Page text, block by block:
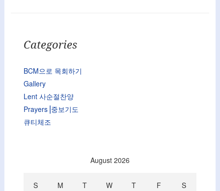
Categories
BCM으로 목회하기
Gallery
Lent 사순절찬양
Prayers⎟중보기도
큐티체조
August 2026
S M T W T F S